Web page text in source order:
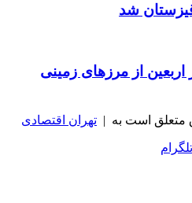
شد
زائر اربعین از مرزهای زمینی
تهران اقتصادی
تلگرام